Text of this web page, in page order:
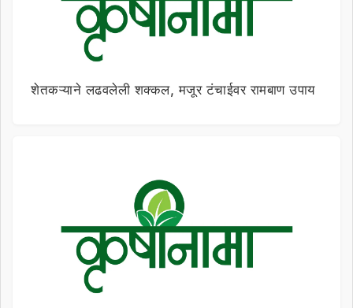
शेतकऱ्याने लढवलेली शक्कल, मजूर टंचाईवर रामबाण उपाय